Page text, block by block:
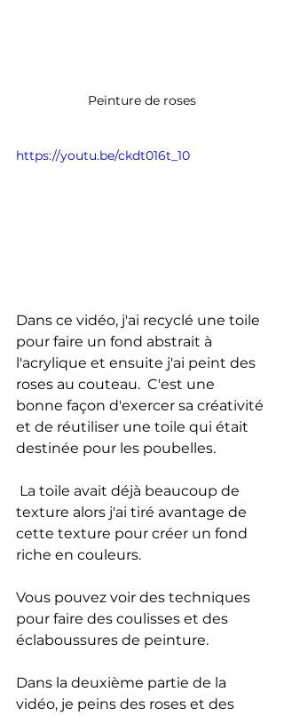
Peinture de roses
https://youtu.be/ckdt016t_10
Dans ce vidéo, j'ai recyclé une toile
pour faire un fond abstrait à
l'acrylique et ensuite j'ai peint des
roses au couteau.  C'est une
bonne façon d'exercer sa créativité
et de réutiliser une toile qui était
destinée pour les poubelles.
texture alors j'ai tiré avantage de
cette texture pour créer un fond
riche en couleurs.
Vous pouvez voir des techniques
pour faire des coulisses et des
éclaboussures de peinture.
Dans la deuxième partie de la
vidéo, je peins des roses et des